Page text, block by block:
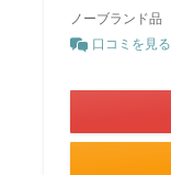
ノーブランド品
口コミを見る